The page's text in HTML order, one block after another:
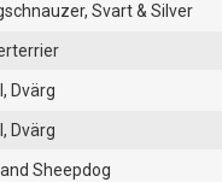
Svart & Silver
Dvärg
Dvärg
Sheepdog